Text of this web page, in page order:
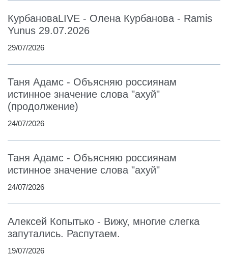
КурбановаLIVE - Олена Курбанова - Ramis
Yunus 29.07.2026
29/07/2026
Таня Адамс - Объясняю россиянам
истинное значение слова "ахуй"
(продолжение)
24/07/2026
Таня Адамс - Объясняю россиянам
истинное значение слова "ахуй"
24/07/2026
Алексей Копытько - Вижу, многие слегка
запутались. Распутаем.
19/07/2026